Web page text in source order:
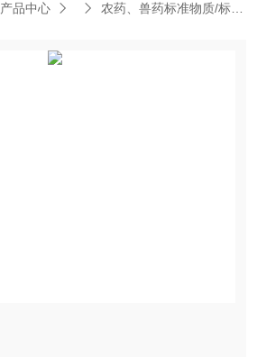
产品中心 农药、兽药标准物质/标准品